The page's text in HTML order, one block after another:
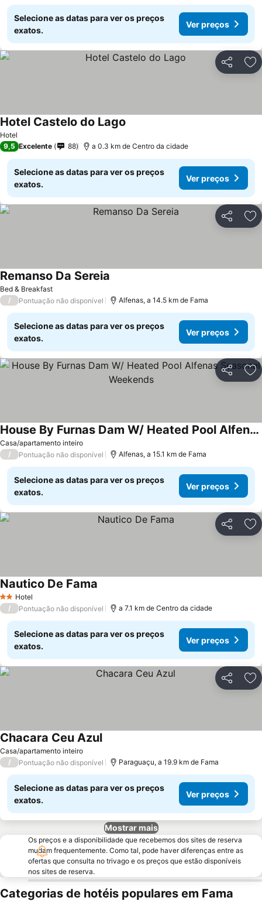
Selecione as datas para ver os preços
exatos.
Ver preços
Partilhar
Hotel
Hotel Castelo do Lago
9,5 Excelente 88 a 0.3 km de Centro da cidade
Selecione as datas para ver os preços
exatos.
Ver preços
Partilhar
Bed & Breakfast
Remanso Da Sereia
/ Pontuação não disponível Alfenas, a 14.5 km de Fama
Selecione as datas para ver os preços
exatos.
Ver preços
Partilhar
Casa/apartamento inteiro
House By Furnas Dam W/ Heated Pool Alfenas Seasonal Weekends
/ Pontuação não disponível Alfenas, a 15.1 km de Fama
Selecione as datas para ver os preços
exatos.
Ver preços
Partilhar
2 Estrelas
Hotel
Nautico De Fama
/ Pontuação não disponível a 7.1 km de Centro da cidade
Selecione as datas para ver os preços
exatos.
Ver preços
Partilhar
Casa/apartamento inteiro
Chacara Ceu Azul
/ Pontuação não disponível Paraguaçu, a 19.9 km de Fama
Selecione as datas para ver os preços
exatos.
Ver preços
Mostrar mais
Os preços e a disponibilidade que recebemos dos sites de reserva
mudam frequentemente. Como tal, pode haver diferenças entre as
ofertas que consulta no trivago e os preços que estão disponíveis
nos sites de reserva.
Categorias de hotéis populares em Fama